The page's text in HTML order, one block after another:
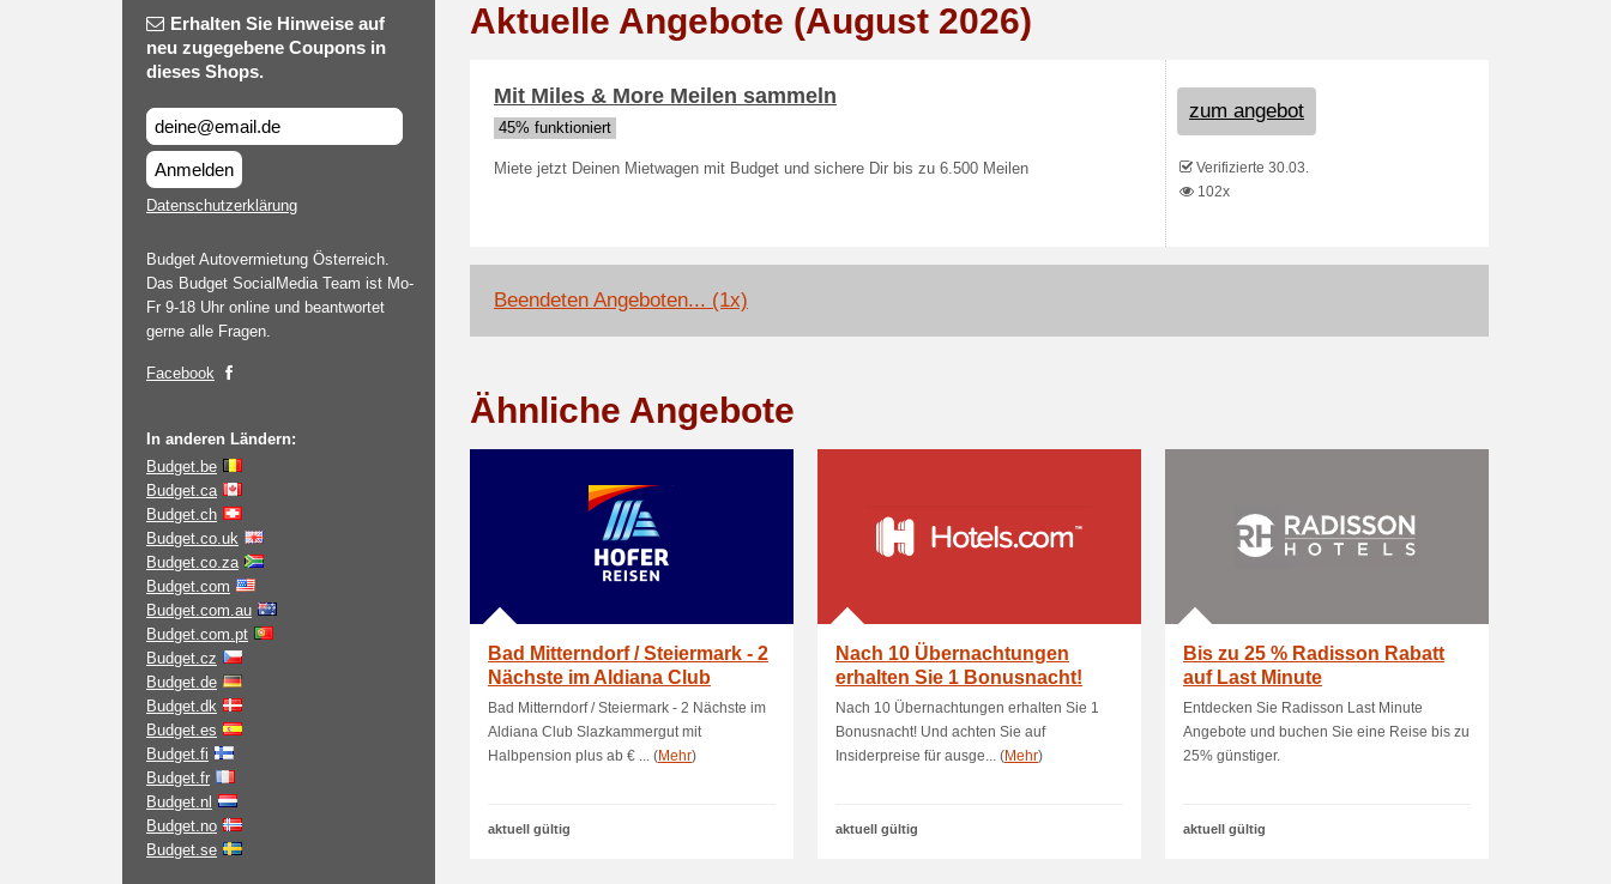
Erhalten Sie Hinweise auf
neu zugegebene Coupons in
dieses Shops.
Anmelden
Datenschutzerklärung
Budget Autovermietung Österreich.
Das Budget SocialMedia Team ist Mo-
Fr 9-18 Uhr online und beantwortet
gerne alle Fragen.
Facebook
In anderen Ländern:
Budget.be
Budget.ca
Budget.ch
Budget.co.uk
Budget.co.za
Budget.com
Budget.com.au
Budget.com.pt
Budget.cz
Budget.de
Budget.dk
Budget.es
Budget.fi
Budget.fr
Budget.nl
Budget.no
Budget.se
Aktuelle Angebote (August 2026)
Mit Miles & More Meilen sammeln
45% funktioniert
Miete jetzt Deinen Mietwagen mit Budget und sichere Dir bis zu 6.500 Meilen
zum angebot
Verifizierte 30.03.
102x
Beendeten Angeboten... (1x)
Ähnliche Angebote
Bad Mitterndorf / Steiermark - 2
Nächste im Aldiana Club
Slazkammer.
Bad Mitterndorf / Steiermark - 2 Nächste im
Aldiana Club Slazkammergut mit
Halbpension plus ab € ... (Mehr)
aktuell gültig
Nach 10 Übernachtungen
erhalten Sie 1 Bonusnacht!
Nach 10 Übernachtungen erhalten Sie 1
Bonusnacht! Und achten Sie auf
Insiderpreise für ausge... (Mehr)
aktuell gültig
Bis zu 25 % Radisson Rabatt
auf Last Minute
Entdecken Sie Radisson Last Minute
Angebote und buchen Sie eine Reise bis zu
25% günstiger.
aktuell gültig